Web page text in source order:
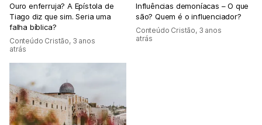
Ouro enferruja? A Epístola de
Tiago diz que sim. Seria uma
falha bíblica?
Conteúdo Cristão, 3 anos
atrás
Influências demoníacas – O que
são? Quem é o influenciador?
Conteúdo Cristão, 3 anos
atrás